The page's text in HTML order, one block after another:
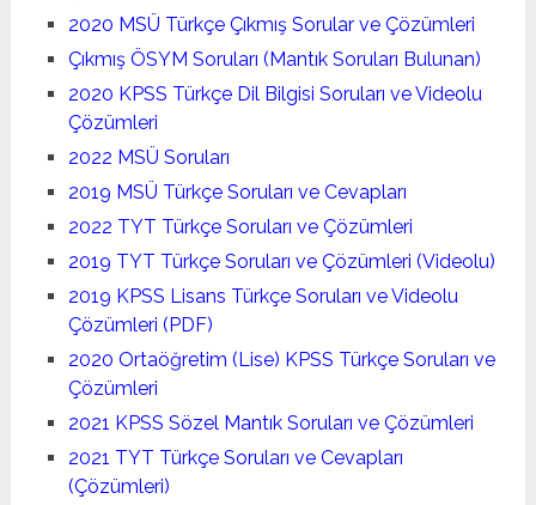
2020 MSÜ Türkçe Çıkmış Sorular ve Çözümleri
Çıkmış ÖSYM Soruları (Mantık Soruları Bulunan)
2020 KPSS Türkçe Dil Bilgisi Soruları ve Videolu
Çözümleri
2022 MSÜ Soruları
2019 MSÜ Türkçe Soruları ve Cevapları
2022 TYT Türkçe Soruları ve Çözümleri
2019 TYT Türkçe Soruları ve Çözümleri (Videolu)
2019 KPSS Lisans Türkçe Soruları ve Videolu
Çözümleri (PDF)
2020 Ortaöğretim (Lise) KPSS Türkçe Soruları ve
Çözümleri
2021 KPSS Sözel Mantık Soruları ve Çözümleri
2021 TYT Türkçe Soruları ve Cevapları
(Çözümleri)